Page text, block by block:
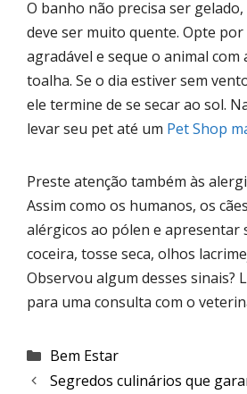
O banho não precisa ser
deve ser muito quente. Opte
agradável e seque o animal com
toalha. Se o dia estiver sem
ele termine de se secar ao sol.
levar seu pet até um Pet Shop
Preste atenção também às
Assim como os humanos, os
alérgicos ao pólen e apresentar
coceira, tosse seca, olhos
Observou algum desses sinais?
para uma consulta com o
Categorias
Bem Estar
Segredos culinários que